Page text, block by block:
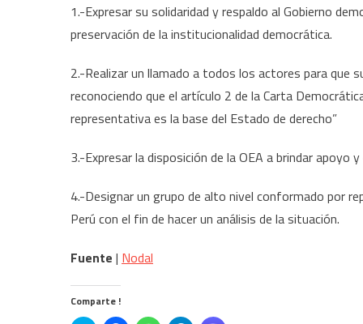
1.-Expresar su solidaridad y respaldo al Gobierno
preservación de la institucionalidad democrática.
2.-Realizar un llamado a todos los actores para que
reconociendo que el artículo 2 de la Carta
representativa es la base del Estado de derecho”
3.-Expresar la disposición de la OEA a brindar apoyo
4.-Designar un grupo de alto nivel conformado por
Perú con el fin de hacer un análisis de la situación.
Fuente | Nodal
Comparte !